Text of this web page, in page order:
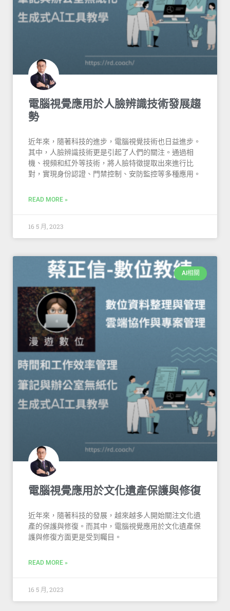
電腦視覺應用於人臉辨識技術發展趨
勢
近年來，隨著科技的進步，電腦視覺技術也日益進步。
其中，人臉辨識技術更是引起了人們的關注。通過相
機、視頻和紅外等技術，將人臉特徵提取出來進行比
對，實現身份認證、門禁控制、安防監控等多種應用。
READ MORE »
16 5 月, 2023
AI相關
電腦視覺應用於文化遺產保護與修復
近年來，隨著科技的發展，越來越多人開始關注文化遺
產的保護與修復。而其中，電腦視覺應用於文化遺產保
護與修復方面更是受到矚目。
READ MORE »
16 5 月, 2023